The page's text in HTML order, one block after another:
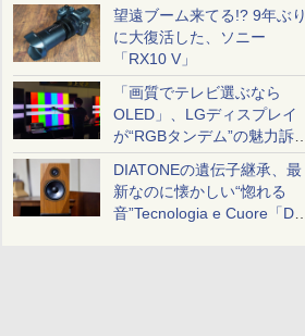
望遠ブーム来てる!? 9年ぶり
に大復活した、ソニー
「RX10 V」
「画質でテレビ選ぶなら
OLED」、LGディスプレイ
が“RGBタンデム”の魅力訴
求。液晶とのガチ比較も
DIATONEの遺伝子継承、最
新なのに懐かしい“惚れる
音”Tecnologia e Cuore「DS-